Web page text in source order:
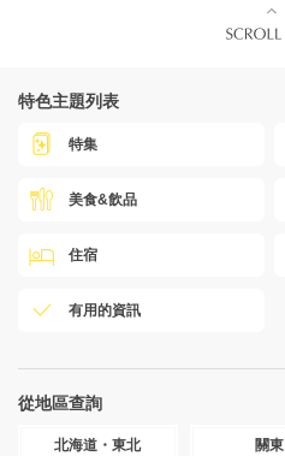
特色主題列表
特集
美食&飲品
住宿
有用的資訊
從地區查詢
北海道・東北 關東